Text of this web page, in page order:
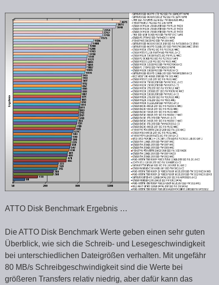
ATTO Disk Benchmark Ergebnis …
Die ATTO Disk Benchmark Werte geben einen sehr guten
Überblick, wie sich die Schreib- und Lesegeschwindigkeit
bei unterschiedlichen Dateigrößen verhalten. Mit ungefähr
80 MB/s Schreibgeschwindigkeit sind die Werte bei
größeren Transfers relativ niedrig, aber dafür kann das